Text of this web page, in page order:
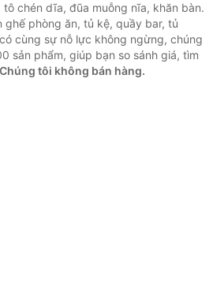
chén dĩa, đũa muỗng nĩa, khăn bàn.
ghế phòng ăn, tủ kệ, quầy bar, tủ
cùng sự nỗ lực không ngừng, chúng
sản phẩm, giúp bạn so sánh giá, tìm
Chúng tôi không bán hàng.